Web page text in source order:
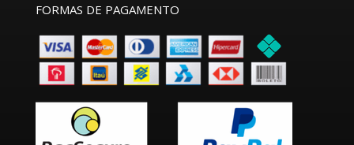
FORMAS DE PAGAMENTO